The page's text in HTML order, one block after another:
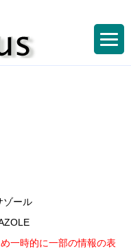
ゾール
一時的に一部の情報の表